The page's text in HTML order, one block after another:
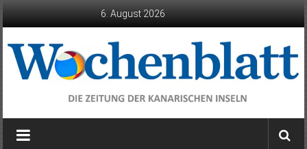
6. August 2026
Wochenblatt
die